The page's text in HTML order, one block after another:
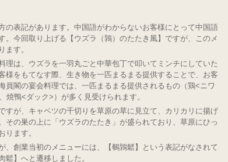
の表記があります。中国語がわからないお客様にとって中国語
。今回取り上げる【ウズラ（鶉）のたたき風】ですが、このメ
ます。
理は、ウズラを一羽丸ごと中華包丁で叩いてミンチにしていた
様をもてなす際、生き物を一匹まるまる提供することで、お客
員閣の宴会料理では、一匹まるまる提供されるもの（鶏<ニワ
焼鴨<ダック>）が多く見受けられます。
すが、キャベツの千切りを草原の草に見立て、カリカリに揚げ
その巣の上に「ウズラのたたき」が盛られており、草原にひっ
ります。
、創業当初のメニューには、【鵪鶉鬆】という表記がなされて
鬆】へと遷移しました。